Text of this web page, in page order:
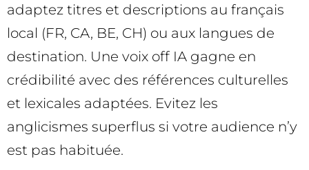
adaptez titres et descriptions au français
local (FR, CA, BE, CH) ou aux langues de
destination. Une voix off IA gagne en
crédibilité avec des références culturelles
et lexicales adaptées. Evitez les
anglicismes superflus si votre audience n’y
est pas habituée.